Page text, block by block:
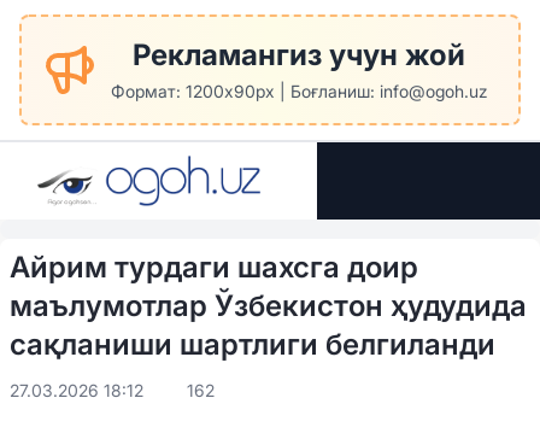
Рекламангиз учун жой
Формат: 1200x90px | Боғланиш: info@ogoh.uz
Айрим турдаги шахсга доир
маълумотлар Ўзбекистон ҳудудида
сақланиши шартлиги белгиланди
27.03.2026 18:12 162